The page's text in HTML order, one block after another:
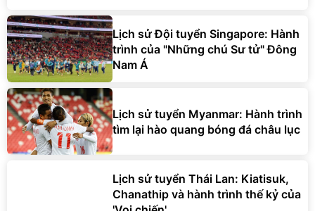
Lịch sử Đội tuyển Singapore: Hành
trình của "Những chú Sư tử" Đông
Nam Á
Lịch sử tuyển Myanmar: Hành trình
tìm lại hào quang bóng đá châu lục
Lịch sử tuyển Thái Lan: Kiatisuk,
Chanathip và hành trình thế kỷ của